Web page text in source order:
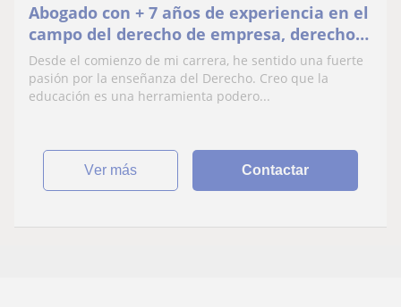
Abogado con + 7 años de experiencia en el
campo del derecho de empresa, derecho
de IP & IT, derecho civil y contractual.
Cuento con 3 máster, 2 post-grados y 3
certificados de especialización.
Desde el comienzo de mi carrera, he sentido una fuerte
pasión por la enseñanza del Derecho. Creo que la
educación es una herramienta podero...
ver más Contactar